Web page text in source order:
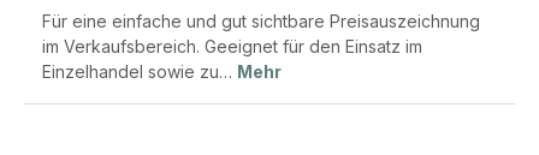
Für eine einfache und gut sichtbare Preisauszeichnung
im Verkaufsbereich. Geeignet für den Einsatz im
Einzelhandel sowie zu… Mehr